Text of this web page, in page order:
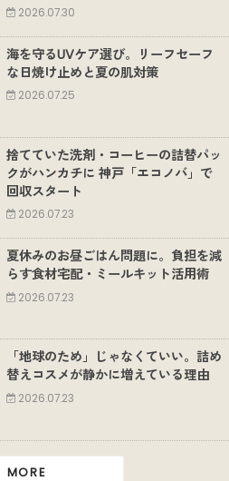
2026.07.30
海を守るUVケア選び。リーフセーフ
な日焼け止めと夏の肌対策
2026.07.25
捨てていた洗剤・コーヒーの詰替パッ
クがハンカチに 神戸「エコノバ」で
回収スタート
2026.07.23
夏休みのお昼ごはん問題に。負担を減
らす食材宅配・ミールキット活用術
2026.07.23
「地球のため」じゃなくていい。詰め
替えコスメが静かに増えている理由
2026.07.23
MORE